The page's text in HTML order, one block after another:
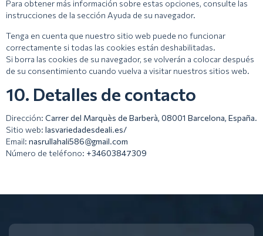
Para obtener más información sobre estas opciones, consulte las
instrucciones de la sección Ayuda de su navegador.
Tenga en cuenta que nuestro sitio web puede no funcionar
correctamente si todas las cookies están deshabilitadas.
Si borra las cookies de su navegador, se volverán a colocar después
de su consentimiento cuando vuelva a visitar nuestros sitios web.
10. Detalles de contacto
Dirección: Carrer del Marquès de Barberà, 08001 Barcelona, España.
Sitio web: lasvariedadesdeali.es/
Email: nasrullahali586@gmail.com
Número de teléfono: +34603847309